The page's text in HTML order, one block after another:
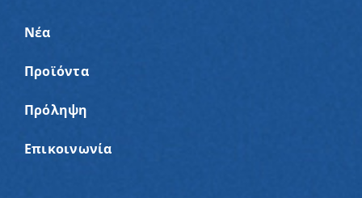
Νέα
Προϊόντα
Πρόληψη
Επικοινωνία